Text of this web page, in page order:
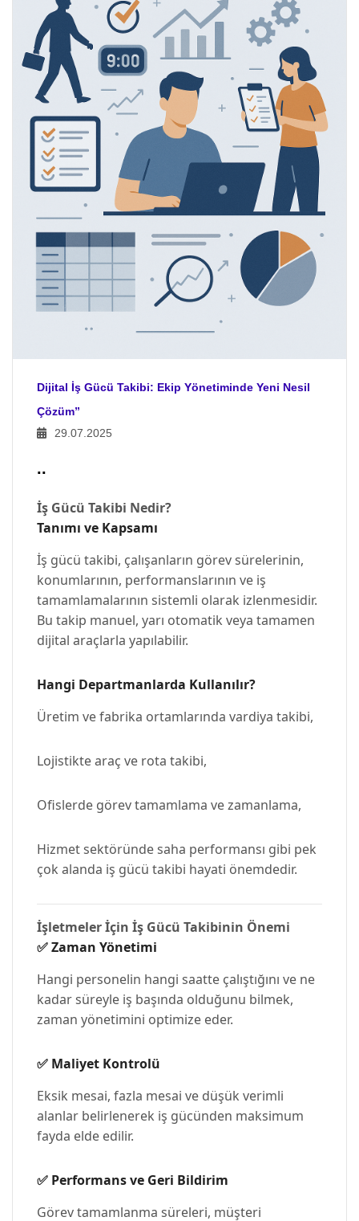
Dijital İş Gücü Takibi: Ekip Yönetiminde Yeni Nesil
Çözüm”
29.07.2025
..
İş Gücü Takibi Nedir?
Tanımı ve Kapsamı
İş gücü takibi, çalışanların görev sürelerinin,
konumlarının, performanslarının ve iş
tamamlamalarının sistemli olarak izlenmesidir.
Bu takip manuel, yarı otomatik veya tamamen
dijital araçlarla yapılabilir.
Hangi Departmanlarda Kullanılır?
Üretim ve fabrika ortamlarında vardiya takibi,
Lojistikte araç ve rota takibi,
Ofislerde görev tamamlama ve zamanlama,
Hizmet sektöründe saha performansı gibi pek
çok alanda iş gücü takibi hayati önemdedir.
İşletmeler İçin İş Gücü Takibinin Önemi
✅Zaman Yönetimi
Hangi personelin hangi saatte çalıştığını ve ne
kadar süreyle iş başında olduğunu bilmek,
zaman yönetimini optimize eder.
✅ Maliyet Kontrolü
Eksik mesai, fazla mesai ve düşük verimli
alanlar belirlenerek iş gücünden maksimum
fayda elde edilir.
✅ Performans ve Geri Bildirim
Görev tamamlanma süreleri, müşteri